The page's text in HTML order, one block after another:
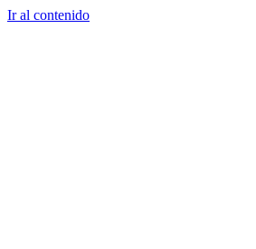
Ir al contenido